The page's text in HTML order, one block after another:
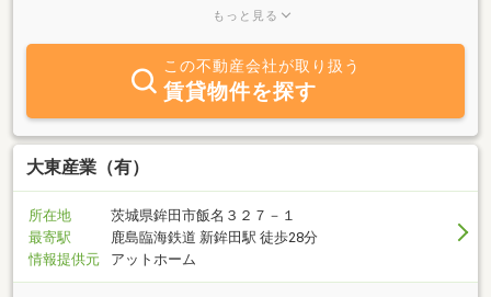
信があります。一戸建てを中心に多くの賃貸物件を管理していま
か？別荘タイプの物件ありますよ。サーファーの方、海の近くの物
件ありますよ！グループでも、短期でも対応いたします。お気軽に
相談ください。きっといい物件をご提供致します。
もっと見る
この不動産会社が取り扱う
賃貸物件を探す
大東産業（有）
所在地
茨城県鉾田市飯名３２７－１
最寄駅
鹿島臨海鉄道 新鉾田駅 徒歩28分
情報提供元
アットホーム